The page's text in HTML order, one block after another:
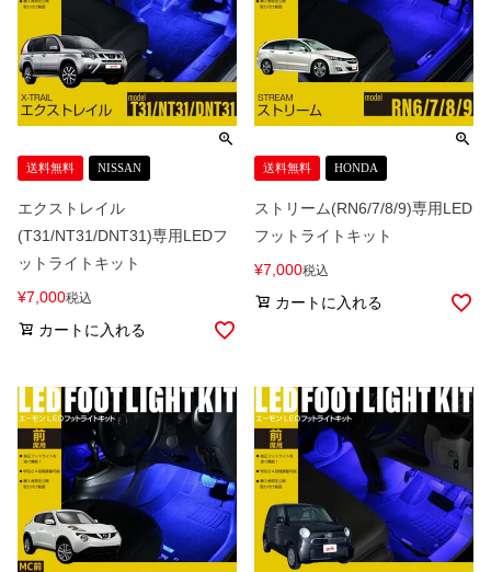
送料無料 NISSAN
エクストレイル
(T31/NT31/DNT31)専用LEDフ
ットライトキット
¥7,000税込
カートに入れる
送料無料 HONDA
ストリーム(RN6/7/8/9)専用LED
フットライトキット
¥7,000税込
カートに入れる